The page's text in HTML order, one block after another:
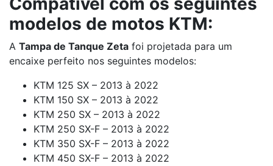
modelos de motos KTM:
A Tampa de Tanque Zeta foi projetada para um
encaixe perfeito nos seguintes modelos:
KTM 125 SX – 2013 à 2022
KTM 150 SX – 2013 à 2022
KTM 250 SX – 2013 à 2022
KTM 250 SX-F – 2013 à 2022
KTM 350 SX-F – 2013 à 2022
KTM 450 SX-F – 2013 à 2022